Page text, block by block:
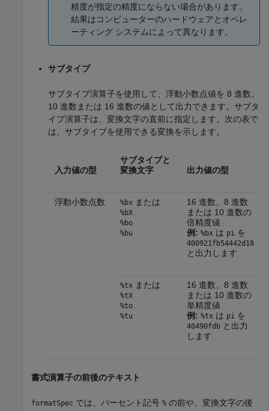
精度が指定の精度にならない場合があります。
結果はコンピューターのハードウェアとオペレ
ーティング システムによって異なります。
サブタイプ
サブタイプ演算子を使用して、浮動小数点値を 8 進数、
10 進数または 16 進数の値として出力できます。サブタ
イプ演算子は、変換文字の直前に指定します。次の表で
は、サブタイプを使用できる変換を示します。
入力値の型
サブタイプと
変換文字
出力値の型
浮動小数点数 %bx または
%bX
%bo
%bu
16 進数、8 進数
または 10 進数の
倍精度値
例: %bx は pi を
400921fb54442d18
と出力します
%tx または
%tX
%to
%tu
16 進数、8 進数
または 10 進数の
単精度値
例: %tx は pi を
40490fdbと出力
します
書式演算子の前後のテキスト
formatSpec では、パーセント記号 % の前や、変換文字の後